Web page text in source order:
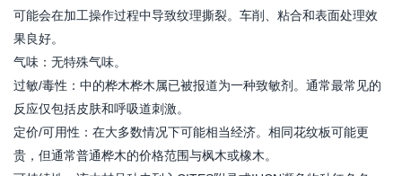
可能会在加工操作过程中导致纹理撕裂。车削、粘合和表面处理效
果良好。
气味：无特殊气味。
过敏/毒性：中的桦木桦木属已被报道为一种致敏剂。通常最常见的
反应仅包括皮肤和呼吸道刺激。
定价/可用性：在大多数情况下可能相当经济。相同花纹板可能更
贵，但通常普通桦木的价格范围与枫木或橡木。